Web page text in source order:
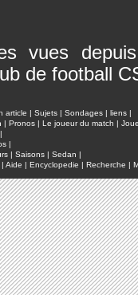
vues
de football
article | Sujets | Sondages | liens |
| Pronos | Le joueur du match |
|
|
| Saisons | Sedan |
| Aide | Encyclopedie | Recherche |